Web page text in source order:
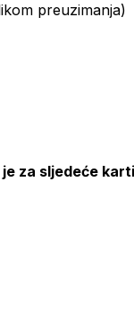
preuzimanja)
za sljedeće